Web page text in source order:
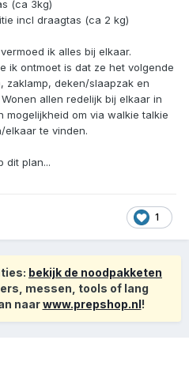
(ca 3kg)
incl draagtas (ca 2 kg)
ik alles bij elkaar.
ik ontmoet is dat ze het volgende
zaklamp, deken/slaapzak en
allen redelijk bij elkaar in
mogelijkheid om via walkie talkie
elkaar te vinden.
dit plan...
1
bekijk de noodpakketen
messen, tools of lang
naarwww.prepshop.nl!